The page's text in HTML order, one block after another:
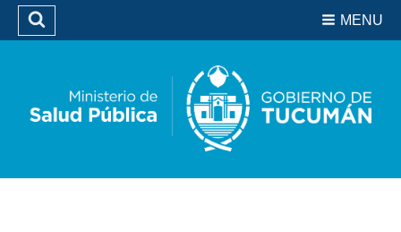
Biblioteca
MENU
Buscar